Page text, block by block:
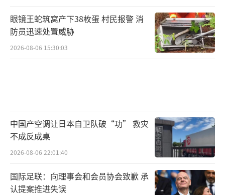
眼镜王蛇筑窝产下38枚蛋 村民报警 消
防员迅速处置威胁
2026-08-06 15:30:03
中国产空调让日本自卫队破“功” 救灾
不成反成桌
2026-08-06 22:01:40
国际足联：向理事会和会员协会致歉 承
认提案推进失误